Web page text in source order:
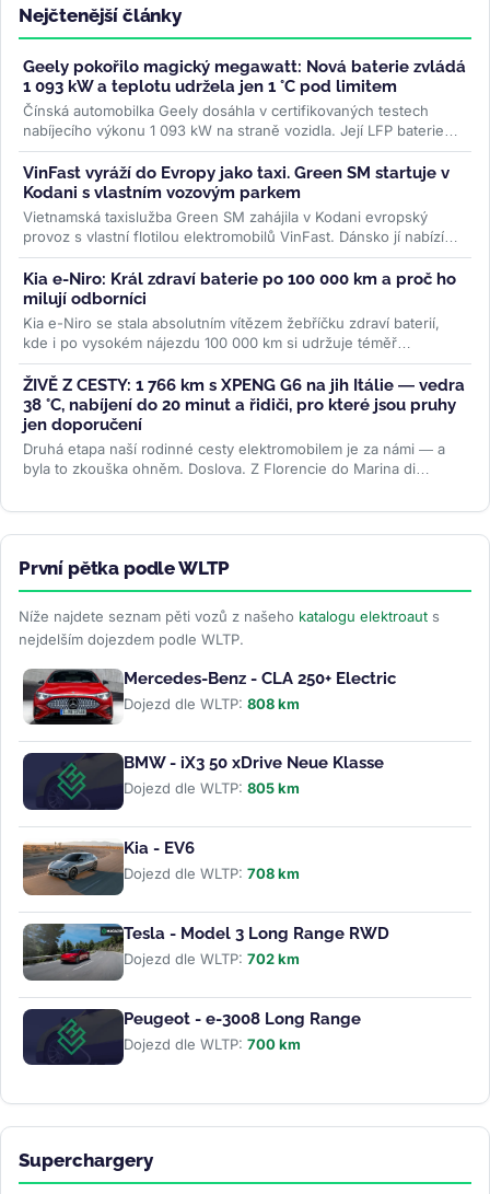
Nejčtenější články
Geely pokořilo magický megawatt: Nová baterie zvládá
1 093 kW a teplotu udržela jen 1 °C pod limitem
Čínská automobilka Geely dosáhla v certifikovaných testech
nabíjecího výkonu 1 093 kW na straně vozidla. Její LFP baterie
Aegis Gold Brick...>>
VinFast vyráží do Evropy jako taxi. Green SM startuje v
Kodani s vlastním vozovým parkem
Vietnamská taxislužba Green SM zahájila v Kodani evropský
provoz s vlastní flotilou elektromobilů VinFast. Dánsko jí nabízí
mimořádně...>>
Kia e-Niro: Král zdraví baterie po 100 000 km a proč ho
milují odborníci
Kia e-Niro se stala absolutním vítězem žebříčku zdraví baterií,
kde i po vysokém nájezdu 100 000 km si udržuje téměř
původní...>>
ŽIVĚ Z CESTY: 1 766 km s XPENG G6 na jih Itálie — vedra
38 °C, nabíjení do 20 minut a řidiči, pro které jsou pruhy
jen doporučení
Druhá etapa naší rodinné cesty elektromobilem je za námi — a
byla to zkouška ohněm. Doslova. Z Florencie do Marina di
První pětka podle WLTP
Níže najdete seznam pěti vozů z našeho katalogu elektroaut s
nejdelším dojezdem podle WLTP.
Mercedes-Benz - CLA 250+ Electric
Dojezd dle WLTP: 808 km
BMW - iX3 50 xDrive Neue Klasse
Dojezd dle WLTP: 805 km
Kia - EV6
Dojezd dle WLTP: 708 km
Tesla - Model 3 Long Range RWD
Dojezd dle WLTP: 702 km
Peugeot - e-3008 Long Range
Dojezd dle WLTP: 700 km
Superchargery